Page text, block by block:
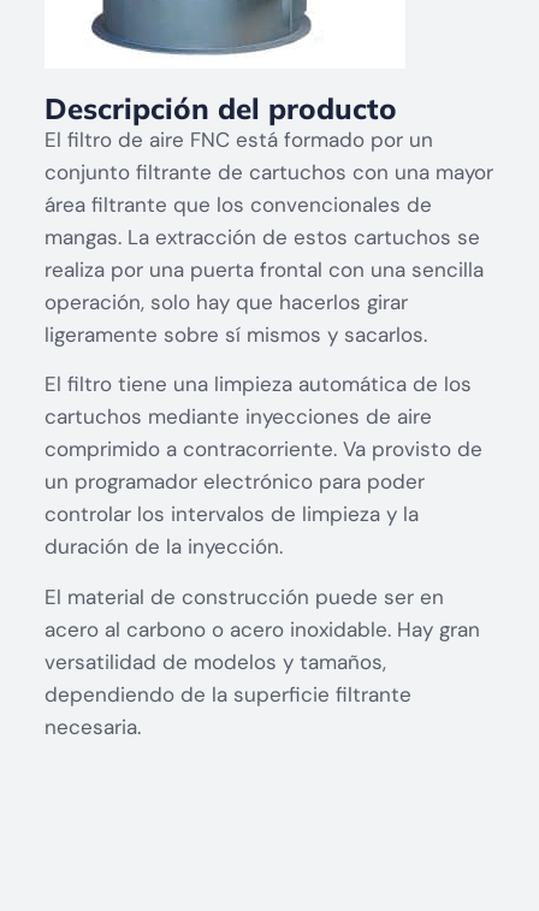
Descripción del producto
El filtro de aire FNC está formado por un
conjunto filtrante de cartuchos con una mayor
área filtrante que los convencionales de
mangas. La extracción de estos cartuchos se
realiza por una puerta frontal con una sencilla
operación, solo hay que hacerlos girar
ligeramente sobre sí mismos y sacarlos.
El filtro tiene una limpieza automática de los
cartuchos mediante inyecciones de aire
comprimido a contracorriente. Va provisto de
un programador electrónico para poder
controlar los intervalos de limpieza y la
duración de la inyección.
El material de construcción puede ser en
acero al carbono o acero inoxidable. Hay gran
versatilidad de modelos y tamaños,
dependiendo de la superficie filtrante
necesaria.